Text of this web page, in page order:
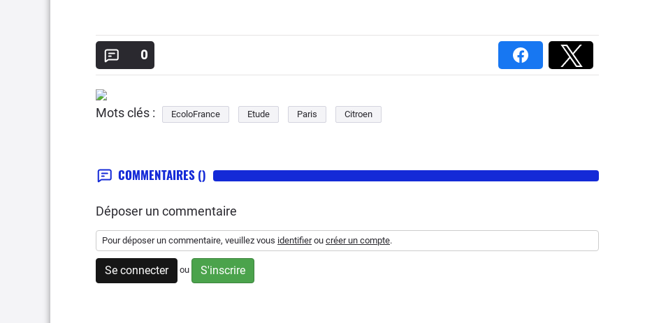
0
Mots clés : EcoloFrance Etude Paris Citroen
COMMENTAIRES ()
Déposer un commentaire
Pour déposer un commentaire, veuillez vous identifierou créer un compte.
Se connecter ou S'inscrire